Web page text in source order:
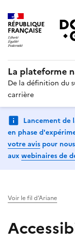
RÉPUBLIQUE
FRANÇAISE
La plateforme
De la définition du
carrière
Lancement de
en phase
votre avis pour
auxwebinaires de
Voir le fil d’Ariane